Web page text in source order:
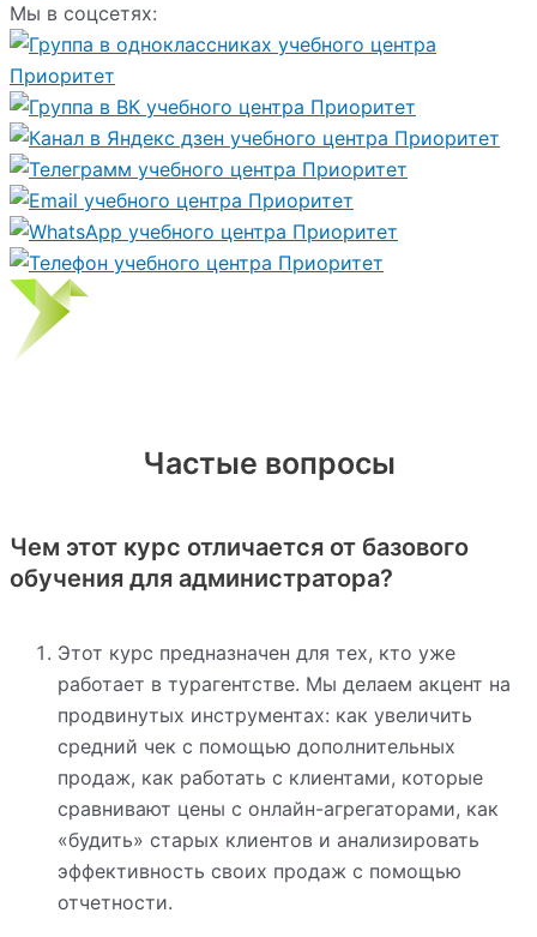
Мы в соцсетях:
Частые вопросы
Чем этот курс отличается от базового
обучения для администратора?
Этот курс предназначен для тех, кто уже
работает в турагентстве. Мы делаем акцент на
продвинутых инструментах: как увеличить
средний чек с помощью дополнительных
продаж, как работать с клиентами, которые
сравнивают цены с онлайн-агрегаторами, как
«будить» старых клиентов и анализировать
эффективность своих продаж с помощью
отчетности.